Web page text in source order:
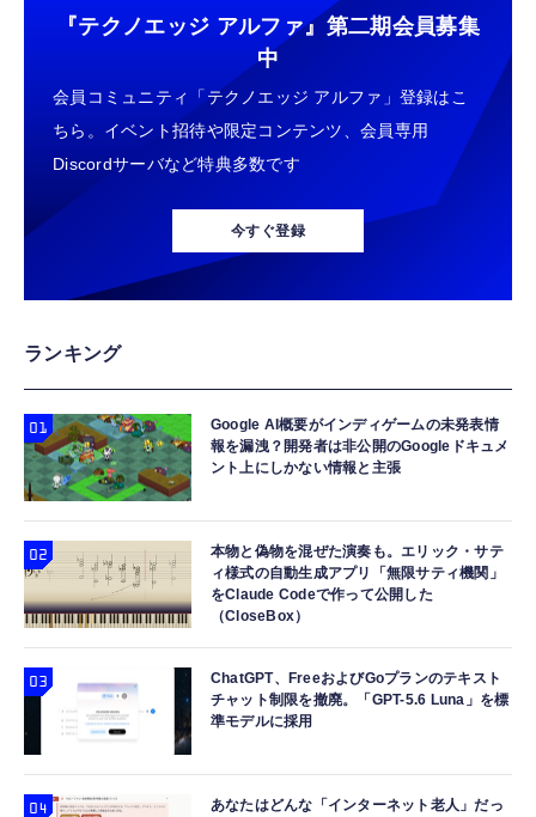
『テクノエッジ アルファ』 第二期会員募集
中
会員コミュニティ「テクノエッジ アルファ」登録はこ
ちら。イベント招待や限定コンテンツ、会員専用
Discordサーバなど特典多数です
今すぐ登録
ランキング
Google AI概要がインディゲームの未発表情
報を漏洩？開発者は非公開のGoogleドキュメ
ント上にしかない情報と主張
本物と偽物を混ぜた演奏も。エリック・サテ
ィ様式の自動生成アプリ「無限サティ機関」
をClaude Codeで作って公開した
（CloseBox）
ChatGPT、FreeおよびGoプランのテキスト
チャット制限を撤廃。「GPT-5.6 Luna」を標
準モデルに採用
あなたはどんな「インターネット老人」だっ